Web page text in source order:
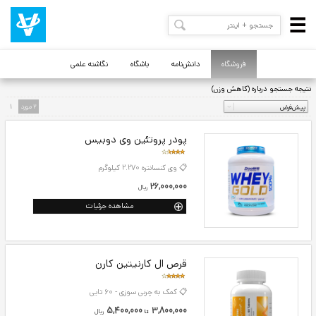
فروشگاه دانش‌نامه باشگاه نگاشته علمی
پودر پروتئین وی دوبیس
📋 وی کنسانتره 2.270 کیلوگرم
26,000,000 ريال